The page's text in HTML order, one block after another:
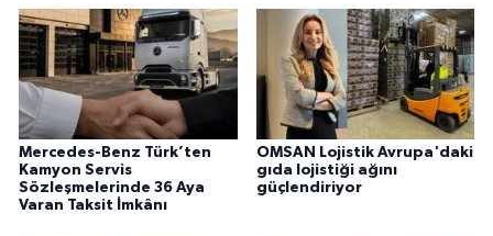
Mercedes-Benz Türk’ten
Kamyon Servis
Sözleşmelerinde 36 Aya
Varan Taksit İmkânı
OMSAN Lojistik Avrupa'daki
gıda lojistiği ağını
güçlendiriyor